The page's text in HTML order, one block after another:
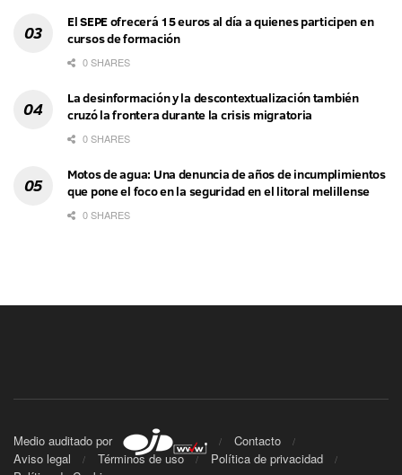
El SEPE ofrecerá 15 euros al día a quienes participen en
cursos de formación
0 SHARES
La desinformación y la descontextualización también
cruzó la frontera durante la crisis migratoria
0 SHARES
Motos de agua: Una denuncia de años de incumplimientos
que pone el foco en la seguridad en el litoral melillense
0 SHARES
Medio auditado por
Contacto
Aviso legal
Términos de uso
Política de privacidad